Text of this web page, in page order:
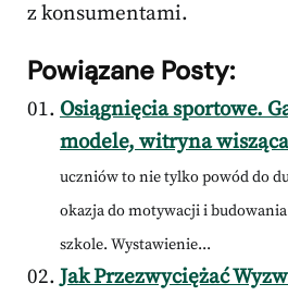
z konsumentami.
Powiązane Posty:
Osiągnięcia sportowe.
modele, witryna wisząca
uczniów to nie tylko powód do
okazja do motywacji i
szkole. Wystawienie...
Jak Przezwyciężać